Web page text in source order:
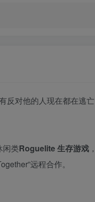
反对他的人现在都在逃
闲类Roguelite 生存游戏
远程合作。